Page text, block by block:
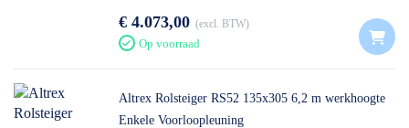
€ 4.073,00 excl. BTW
Op voorraad
Altrex Rolsteiger RS52 135x305 6,2 m werkhoogte
Enkele Voorloopleuning